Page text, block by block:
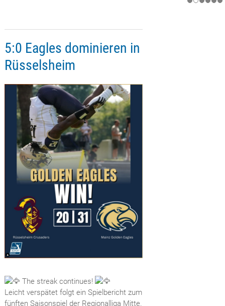
5:0 Eagles dominieren in
Rüsselsheim
The streak continues!
Leicht verspätet folgt ein Spielbericht zum
fünften Saisonspiel der Regionalliga Mitte.